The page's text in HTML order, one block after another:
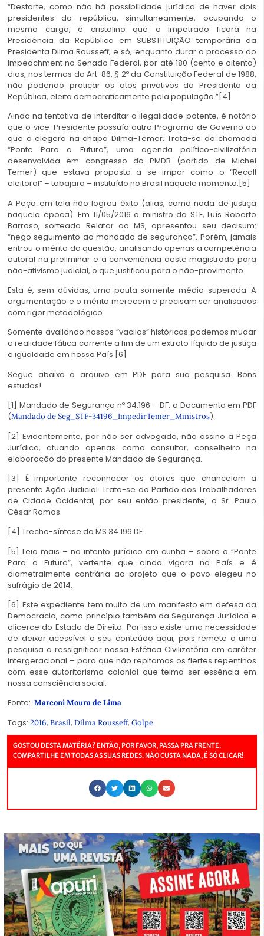
“Destarte, como não há possibilidade jurídica de haver dois
presidentes da república, simultaneamente, ocupando o
mesmo cargo, é cristalino que o Impetrado ficará na
Presidência da República em SUBSTITUIÇÃO temporária da
Presidenta Dilma Rousseff, e só, enquanto durar o processo do
Impeachment no Senado Federal, por até 180 (cento e oitenta)
dias, nos termos do Art. 86, § 2º da Constituição Federal de 1988,
não podendo praticar os atos privativos da Presidenta da
República, eleita democraticamente pela população.”[4]
Ainda na tentativa de interditar a ilegalidade potente, é notório
que o vice-Presidente possuía outro Programa de Governo ao
que o elegera na chapa Dilma-Temer. Trata-se da chamada
“Ponte Para o Futuro”, uma agenda político-civilizatória
desenvolvida em congresso do PMDB (partido de Michel
Temer) que estava proposta a se impor como o “Recall
eleitoral” – tabajara – instituído no Brasil naquele momento.[5]
A Peça em tela não logrou êxito (aliás, como nada de justiça
naquela época). Em 11/05/2016 o ministro do STF, Luís Roberto
Barroso, sorteado Relator ao MS, apresentou seu decisum:
“nego seguimento ao mandado de segurança”. Porém, jamais
entrou o mérito da questão, analisando apenas a competência
autoral na preliminar e a conveniência deste magistrado para
não-ativismo judicial, o que justificou para o não-provimento.
Esta é, sem dúvidas, uma pauta somente médio-superada. A
argumentação e o mérito merecem e precisam ser analisados
com rigor metodológico.
Somente avaliando nossos “vacilos” históricos podemos mudar
a realidade fática corrente a fim de um extrato líquido de justiça
e igualdade em nosso País.[6]
Segue abaixo o arquivo em PDF para sua pesquisa. Bons
estudos!
[1] Mandado de Segurança nº 34.196 – DF: o Documento em PDF
(Mandado de Seg_STF-34196_ImpedirTemer_Ministros).
[2] Evidentemente, por não ser advogado, não assino a Peça
Jurídica, atuando apenas como consultor, conselheiro na
elaboração do presente Mandado de Segurança.
[3] É importante reconhecer os atores que chancelam a
presente Ação Judicial. Trata-se do Partido dos Trabalhadores
de Cidade Ocidental, por seu então presidente, o Sr. Paulo
César Ramos.
[4] Trecho-síntese do MS 34.196 DF.
[5] Leia mais – no intento jurídico em cunha – sobre a “Ponte
Para o Futuro”, vertente que ainda vigora no País e é
diametralmente contrária ao projeto que o povo elegeu no
sufrágio de 2014.
[6] Este expediente tem muito de um manifesto em defesa da
Democracia, como princípio também da Segurança Jurídica e
alicerce do Estado de Direito. Por isso existe uma necessidade
de deixar acessível o seu conteúdo aqui, pois remete a uma
pesquisa a ressignificar nossa Estética Civilizatória em caráter
intergeracional – para que não repitamos os flertes repentinos
com esse autoritarismo colonial que teima ser essência em
nossa consciência social.
Fonte: Marconi Moura de Lima
Tags: 2016, Brasil, Dilma Rousseff, Golpe
GOSTOU DESTA MATÉRIA? ENTÃO, POR FAVOR, PASSA PRA FRENTE.
COMPARTILHE EM TODAS AS SUAS REDES. NÃO CUSTA NADA, É SÓ CLICAR!